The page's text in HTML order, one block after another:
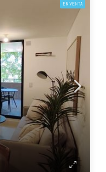
EN VENTA